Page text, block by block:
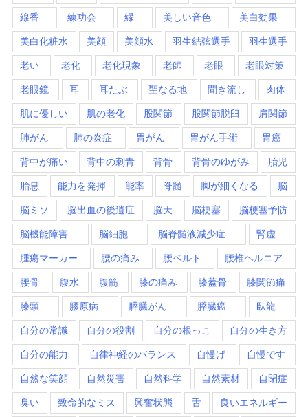
線香 練功会 縁 美しい音色 美白効果
美白化粧水 美顔 美顔水 羽生結弦選手 羽生選手
老い 老化 老化現象 老師 老眼 老眼対策
老眼鏡 耳 耳たぶ 聖なる地 聞き流し 肉体
肌に優しい 肌の老化 股関節 股関節脱臼 肩関節
肺がん 肺の炎症 胃がん 胃がん手術 胃癌
背中が痛い 背中の刺青 背骨 背骨のゆがみ 胎児
胎息 能力を発揮 能率 脊髄 脚が細くなる 脳
脳ミソ 脳出血の後遺症 脳天 脳梗塞 脳梗塞予防
脳機能障害 脳細胞 脳脊髄液減少症 腎虚
腫瘍マーカー 腰の痛み 腰ベルト 腰椎ヘルニア
腰骨 腹水 腹筋 膝の痛み 膝蓋骨 膝関節痛
膝頭 膠原病 膵臓がん 膵臓癌 臥龍
自分の常識 自分の役割 自分の根っこ 自分の生き方
自分の能力 自律神経のバランス 自慢げ 自慢です
自然な笑顔 自然災害 自然科学 自然素材 自閉症
臭い 致命的なミス 興奮状態 舌 良いエネルギー